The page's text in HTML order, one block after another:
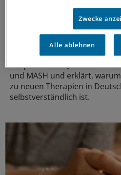
„Welle an Neuerungen“:
über Arznei-Innovationen
den internationalen
Bei neuen Arzneimitteln im
passiere „extrem viel“, sagt
Er spricht über
und MASH und erklärt,
zu neuen Therapien in
selbstverständlich ist.
Zwecke
Alle ablehnen